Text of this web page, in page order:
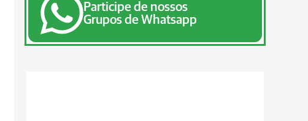
Participe de nossos
Grupos de Whatsapp